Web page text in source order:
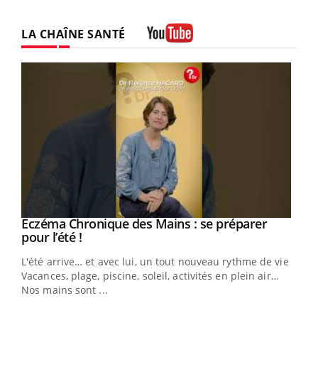
LA CHAÎNE SANTÉ
Youtube
Eczéma Chronique des Mains : se préparer
pour l’été !Youtube
L'été arrive… et avec lui, un tout nouveau rythme de vie !
Vacances, plage, piscine, soleil, activités en plein air…
Nos mains sont ...